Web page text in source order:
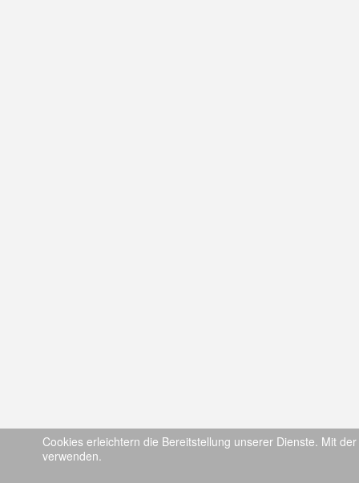
Cookies erleichtern die Bereitstellung unserer Dienste. Mit
verwenden.